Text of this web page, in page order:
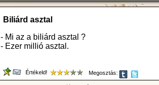
Biliárd asztal
- Mi az a biliárd asztal ?
- Ezer millió asztal.
Értékeld! Megosztás: